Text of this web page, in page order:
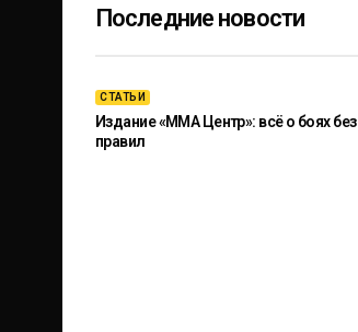
Последние новости
СТАТЬИ
Издание «ММА Центр»: всё о боях без
правил